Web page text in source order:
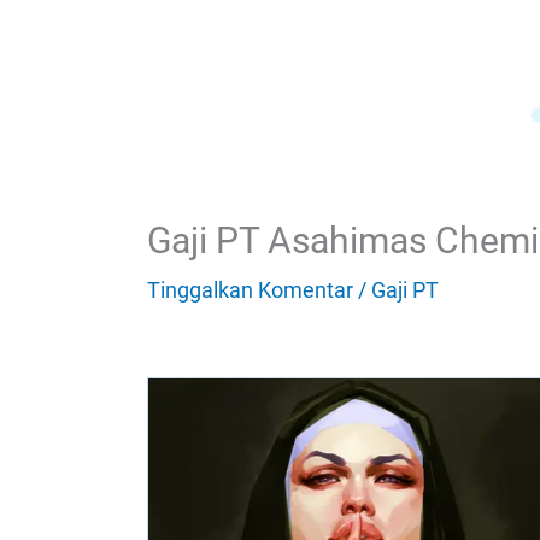
Gaji PT Asahimas
Tinggalkan Komentar/ Gaji PT